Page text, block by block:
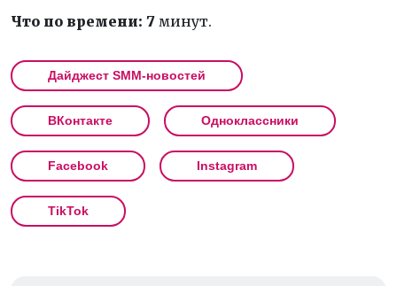
Что по времени: 7 минут.
Дайджест SMM-новостей
ВКонтакте Одноклассники
Facebook Instagram
TikTok